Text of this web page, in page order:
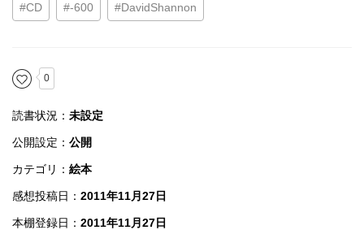
#CD #-600 #DavidShannon
0
読書状況： 未設定
公開設定： 公開
カテゴリ： 絵本
感想投稿日： 2011年11月27日
本棚登録日： 2011年11月27日